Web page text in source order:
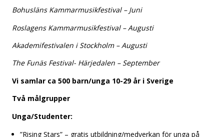
Bohusläns Kammarmusikfestival – Juni
Roslagens Kammarmusikfestival – Augusti
Akademifestivalen i Stockholm – Augusti
The Funäs Festival- Härjedalen – September
Vi samlar ca 500 barn/unga 10-29 år i Sverige
Två målgrupper
Unga/Studenter:
”Rising Stars” – gratis utbildning/medverkan för unga på